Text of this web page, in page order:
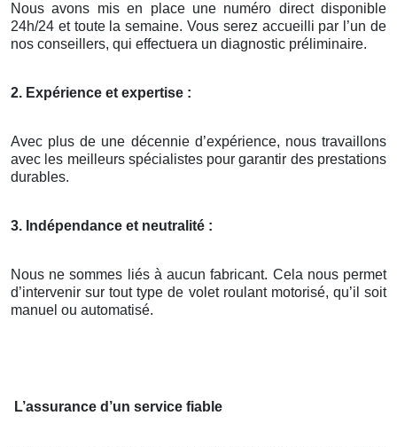
Nous avons mis en place une numéro direct disponible
24h/24 et toute la semaine. Vous serez accueilli par l’un de
nos conseillers, qui effectuera un diagnostic préliminaire.
2. Expérience et expertise :
Avec plus de une décennie d’expérience, nous travaillons
avec les meilleurs spécialistes pour garantir des prestations
durables.
3. Indépendance et neutralité :
Nous ne sommes liés à aucun fabricant. Cela nous permet
d’intervenir sur tout type de volet roulant motorisé, qu’il soit
manuel ou automatisé.
L’assurance d’un service fiable